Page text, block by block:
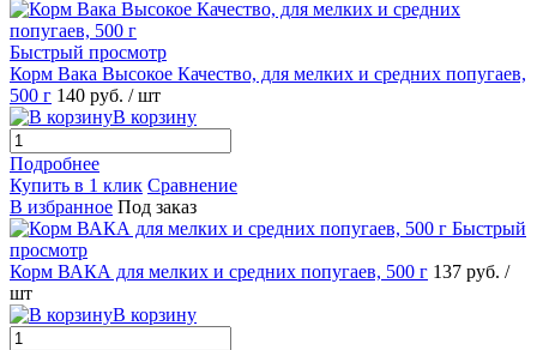
Быстрый просмотр
Корм Вака Высокое Качество, для мелких и средних попугаев,
500 г 140 руб. / шт
В корзину
Подробнее
Купить в 1 клик Сравнение
В избранное Под заказ
Быстрый
просмотр
Корм ВАКА для мелких и средних попугаев, 500 г 137 руб. /
шт
В корзину